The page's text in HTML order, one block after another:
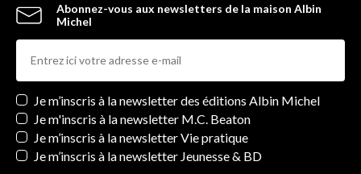
Abonnez-vous aux newsletters de la maison Albin
Michel
Newsletters
Je m’inscris à la newsletter des éditions Albin Michel
Je m'inscris à la newsletter M.C. Beaton
Je m’inscris à la newsletter Vie pratique
Je m’inscris à la newsletter Jeunesse & BD